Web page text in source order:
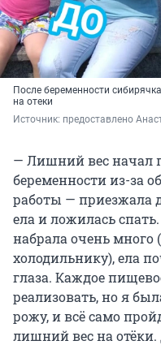
После беременности
на отеки
Источник: предоставлено
— Лишний вес начал
беременности из-за
работы — приезжала
ела и ложилась
набрала очень
холодильнику), ела
глаза. Каждое
реализовать, но я
рожу, и всё само
лишний вес на